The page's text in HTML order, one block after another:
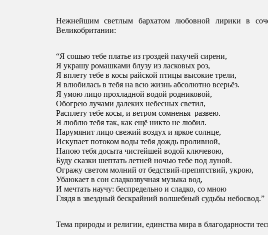
Нежнейшим светлым бархатом любовной лирики в
Великобритании:
“Я сошью тебе платье из гроздей пахучей сирени,
Я украшу ромашками блузу из ласковых роз,
Я вплету тебе в косы райской птицы высокие трели,
Я влюбилась в тебя на всю жизнь абсолютно всерьёз.
Я умою лицо прохладной водой родниковой,
Обогрею лучами далеких небесных светил,
Расплету тебе косы, и ветром сомненья  развею.
Я люблю тебя так, как ещё никто не любил.
Нарумянит лицо свежий воздух и яркое солнце,
Искупает потоком воды тебя дождь проливной,
Напою тебя досыта чистейшей водой ключевою,
Буду сказки шептать летней ночью тебе под луной.
Огражу светом молний от бедствий-препятствий, укрою,
Убаюкает в сон сладкозвучная музыка вод,
И мечтать научу: беспредельно и сладко, со мною
Глядя в звездный бескрайний волшебный судьбы небосвод.”
Тема природы и религии, единства мира в благодарности